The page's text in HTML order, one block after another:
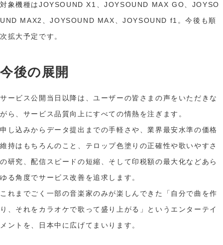
対象機種はJOYSOUND X1、JOYSOUND MAX GO、JOYSO
UND MAX2、JOYSOUND MAX、JOYSOUND f1。今後も順
次拡大予定です。
今後の展開
サービス公開当日以降は、ユーザーの皆さまの声をいただきな
がら、サービス品質向上にすべての情熱を注ぎます。
申し込みからデータ提出までの手軽さや、業界最安水準の価格
維持はもちろんのこと、テロップ色塗りの正確性や歌いやすさ
の研究、配信スピードの短縮、そして印税額の最大化などあら
ゆる角度でサービス改善を追求します。
これまでごく一部の音楽家のみが楽しんできた「自分で曲を作
り、それをカラオケで歌って盛り上がる」というエンターテイ
メントを、日本中に広げてまいります。